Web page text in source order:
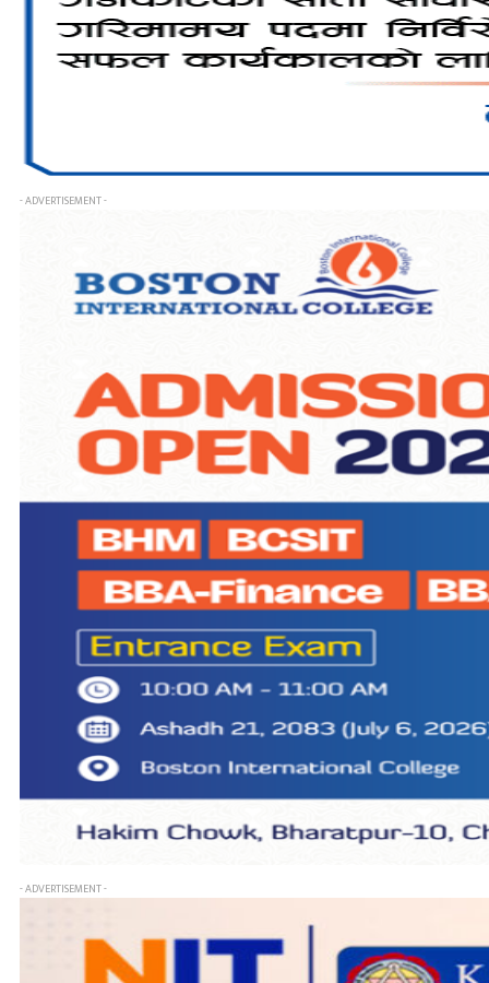
- ADVERTISEMENT -
- ADVERTISEMENT -